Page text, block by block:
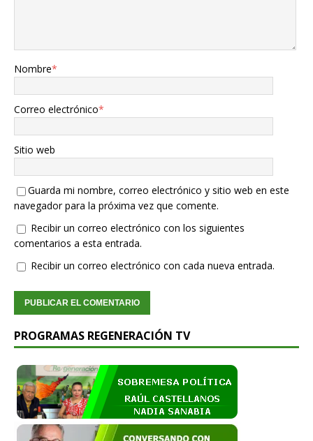
Nombre*
Correo electrónico*
Sitio web
Guarda mi nombre, correo electrónico y sitio web en este
navegador para la próxima vez que comente.
Recibir un correo electrónico con los siguientes
comentarios a esta entrada.
Recibir un correo electrónico con cada nueva entrada.
PROGRAMAS REGENERACIÓN TV